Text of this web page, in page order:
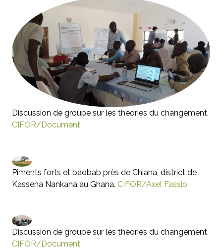
Discussion de groupe sur les théories du changement.
CIFOR/Document
Piments forts et baobab près de Chiana, district de
Kassena Nankana au Ghana. CIFOR/Axel Fassio
Discussion de groupe sur les théories du changement.
CIFOR/Document